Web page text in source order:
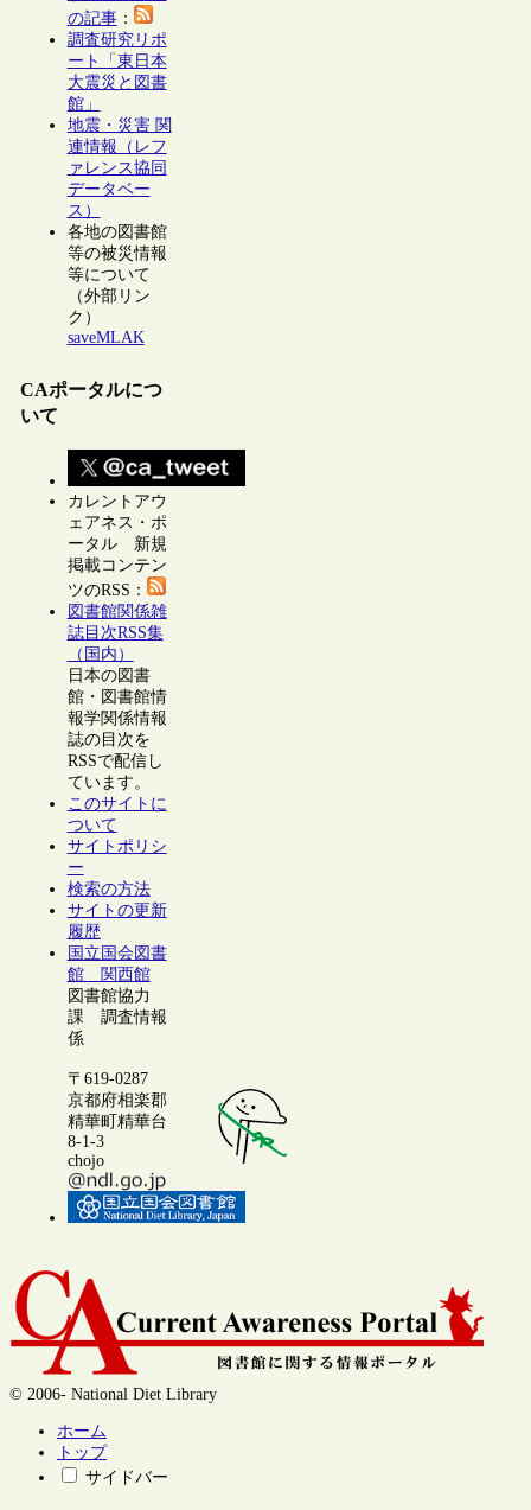
の記事：
調査研究リポ
ート「東日本
大震災と図書
館」
地震・災害 関
連情報（レフ
ァレンス協同
データベー
ス）
各地の図書館
等の被災情報
等について
（外部リン
ク）
saveMLAK
CAポータルにつ
いて
カレントアウ
ェアネス・ポ
ータル 新規
掲載コンテン
ツのRSS：
図書館関係雑
誌目次RSS集
（国内）
日本の図書
館・図書館情
報学関係情報
誌の目次を
RSSで配信し
ています。
このサイトに
ついて
サイトポリシ
ー
検索の方法
サイトの更新
履歴
国立国会図書
館 関西館
図書館協力
課 調査情報
係
〒619-0287
京都府相楽郡
精華町精華台
8-1-3
chojo
© 2006- National Diet Library
ホーム
トップ
サイドバー